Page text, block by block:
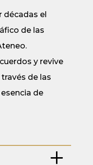
el
de las
y revive
de las
de